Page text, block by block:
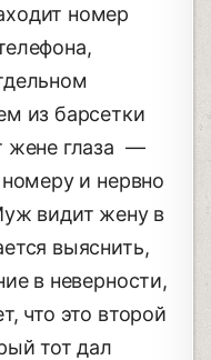
номер
из барсетки
жене глаза —
и нервно
видит жену в
выяснить,
в неверности,
что это второй
тот дал